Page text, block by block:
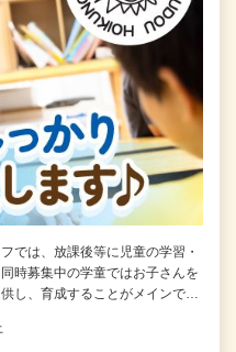
では、放課後等に児童の学習・
時募集中の学童ではお子さんを
し、育成することがメインで…